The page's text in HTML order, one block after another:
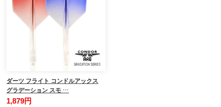
ダーツ フライト コンドルアックス
グラデーション スモ …
1,879円